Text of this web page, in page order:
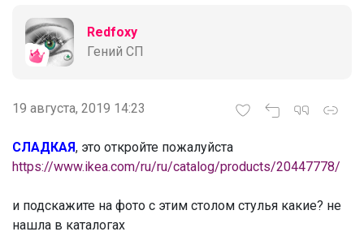
Redfoxy
Гений СП
19 августа, 2019 14:23
СЛАДКАЯ, это откройте пожалуйста
https://www.ikea.com/ru/ru/catalog/products/20447778/
и подскажите на фото с этим столом стулья какие? не
нашла в каталогах